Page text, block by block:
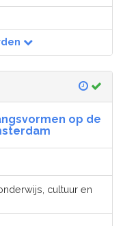
op de
cultuur en